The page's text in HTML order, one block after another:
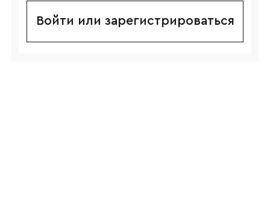
Войти или зарегистрироваться